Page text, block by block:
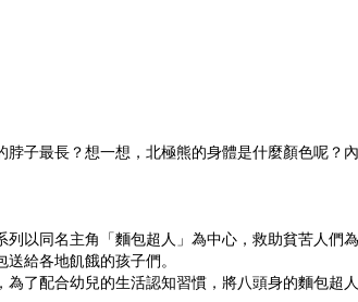
子最長？想一想，北極熊的身體是什麼顏色呢？
以同名主角「麵包超人」為中心，救助貧苦人
給各地飢餓的孩子們。
了配合幼兒的生活認知習慣，將八頭身的麵包超